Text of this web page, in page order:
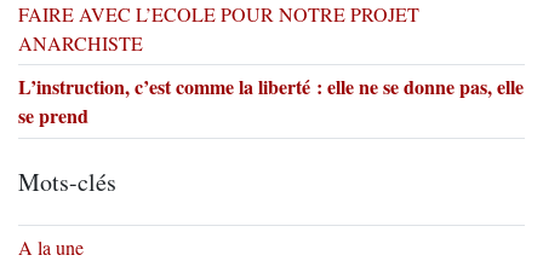
FAIRE AVEC L’ECOLE POUR NOTRE PROJET
ANARCHISTE
L’instruction, c’est comme la liberté : elle ne se donne pas, elle
se prend
Mots-clés
A la une